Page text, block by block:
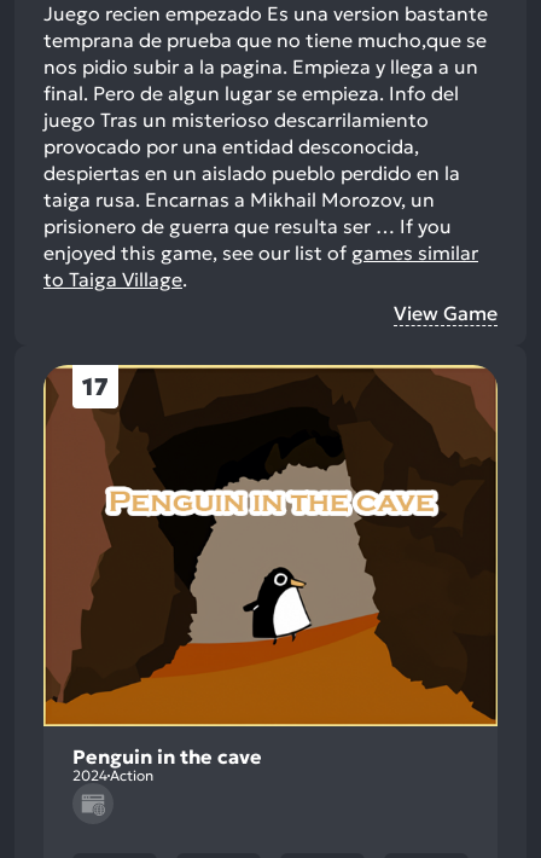
Juego recien empezado Es una version bastante
temprana de prueba que no tiene mucho,que se
nos pidio subir a la pagina. Empieza y llega a un
final. Pero de algun lugar se empieza. Info del
juego Tras un misterioso descarrilamiento
provocado por una entidad desconocida,
despiertas en un aislado pueblo perdido en la
taiga rusa. Encarnas a Mikhail Morozov, un
prisionero de guerra que resulta ser … If you
enjoyed this game, see our list of games similar
to Taiga Village.
View Game
17
Penguin in the cave
2024Action